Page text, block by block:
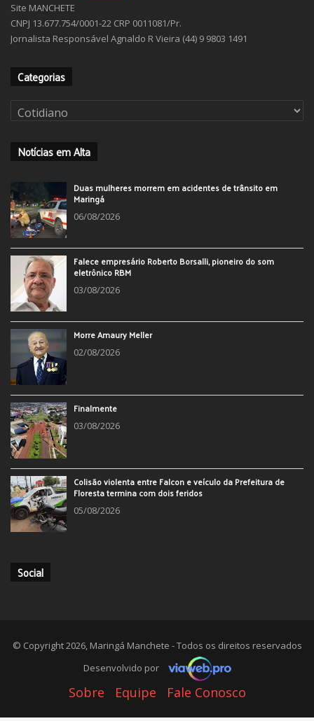
Site MANCHETE
CNPJ 13.677.754/0001-22 CRP 0011081/Pr.
Jornalista Responsável Agnaldo R Vieira (44) 9 9803 1491
Categorias
Categorias
Notícias em Alta
Duas mulheres morrem em acidentes de trânsito em
Maringá
06/08/2026
Falece empresário Roberto Borsalli, pioneiro do som
eletrônico RBM
03/08/2026
Morre Amaury Meller
02/08/2026
Finalmente
03/08/2026
Colisão violenta entre Falcon e veículo da Prefeitura de
Floresta termina com dois feridos
05/08/2026
Social
© Copyright 2026, Maringá Manchete - Todos os direitos reservados
Desenvolvido por
Sobre Equipe Fale Conosco